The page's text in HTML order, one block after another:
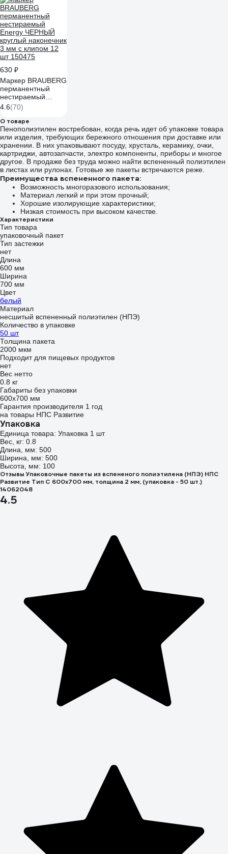
мм 151224
630 ₽
Маркер BRAUBERG
перманентный
нестираемый
Energy ЧЕРНЫЙ
круглый наконечник
3 мм с клипом 12
шт 150475
4.6(70)
О товаре
Пенополиэтилен востребован, когда речь идет об упаковке товара
или изделия, требующих бережного отношения при доставке или
хранении. В них упаковывают посуду, хрусталь, керамику, очки,
картриджи, автозапчасти, электро компоненты, приборы и многое
другое. В продаже без труда можно найти вспененный полиэтилен
в листах или рулонах. Готовые же пакеты встречаются реже.
Преимущества вспененного пакета:
Возможность многоразового использования;
Материал легкий и при этом прочный;
Хорошие изолирующие характеристики;
Низкая стоимость при высоком качестве.
Характеристики
Тип товара
упаковочный пакет
Тип застежки
нет
Длина
600 мм
Ширина
700 мм
Цвет
белый
Материал
несшитый вспененный полиэтилен (НПЭ)
Количество в упаковке
50 шт
Толщина пакета
2000 мкм
Подходит для пищевых продуктов
нет
Вес нетто
0.8 кг
Габариты без упаковки
600x700 мм
Гарантия производителя 1 год
на товары НПС Развитие
Упаковка
Единица товара: Упаковка 1 шт
Вес, кг: 0.8
Длина, мм: 500
Ширина, мм: 500
Высота, мм: 100
Отзывы Упаковочные пакеты из вспененого полиэтилена (НПЭ) НПС
Развитие Тип С 600x700 мм, толщина 2 мм, (упаковка - 50 шт.)
14062048
4.5